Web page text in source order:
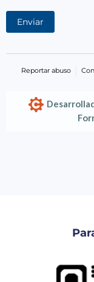
Enviar
Reportar abuso